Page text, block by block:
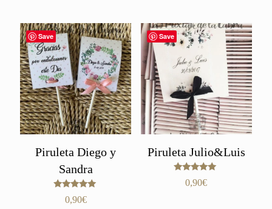
Save
Piruleta Diego y
Sandra
Valorado
con
0,90€
Save
Piruleta Julio&Luis
Valorado
con
0,90€